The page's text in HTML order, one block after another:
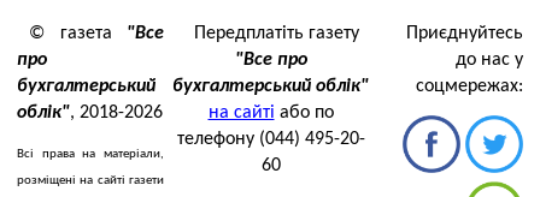
© газета "Все
про
бухгалтерський
облік", 2018-2026
Всі права на матеріали,
розміщені на сайті газети
Передплатіть газету
"Все про
бухгалтерський облік"
на сайті або по
телефону (044) 495-20-
60
Приєднуйтесь
до нас у
соцмережах: